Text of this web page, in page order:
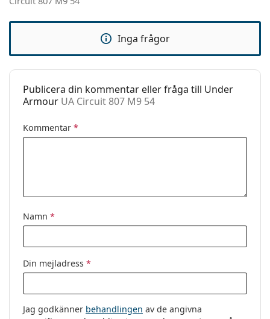
Varumärke:
Under Armour
Enligt mode
Inga frågor
Publicera din kommentar eller fråga till Under
Armour UA Circuit 807 M9 54
Kommentar *
Namn *
Din mejladress *
Jag godkänner behandlingen av de angivna